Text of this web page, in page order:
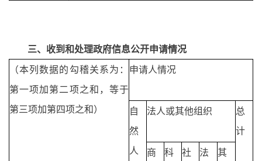
三、收到和处理政府信息公开申请情况
（本列数据的勾稽关系为：
第一项加第二项之和，等于
第三项加第四项之和）
申请人情况
自
然
人
法人或其他组织
总
计
商
科
社
法
其